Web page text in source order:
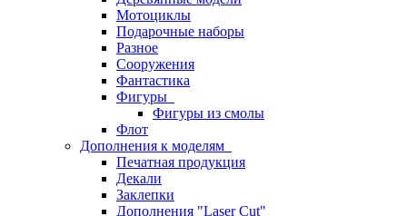
Мотоциклы
Подарочные наборы
Разное
Сооружения
Фантастика
Фигуры
Фигуры из смолы
Флот
Дополнения к моделям
Печатная продукция
Декали
Заклепки
Дополнения "Laser Cut"